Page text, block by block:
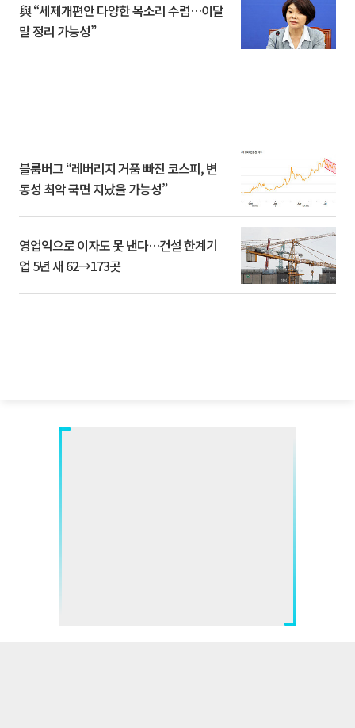
與 “세제개편안 다양한 목소리 수렴…이달
말 정리 가능성”
블룸버그 “레버리지 거품 빠진 코스피, 변
동성 최악 국면 지났을 가능성”
영업익으로 이자도 못 낸다…건설 한계기
업 5년 새 62→173곳